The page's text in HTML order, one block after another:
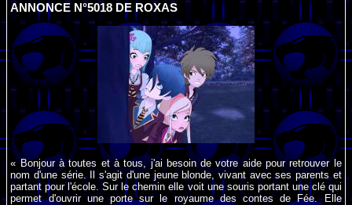
ANNONCE N°5018 DE ROXAS
« Bonjour à toutes et à tous, j'ai besoin de votre aide pour retrouver le
nom d'une série. Il s'agit d'une jeune blonde, vivant avec ses parents et
partant pour l'école. Sur le chemin elle voit une souris portant une clé qui
permet d'ouvrir une porte sur le royaume des contes de Fée. Elle